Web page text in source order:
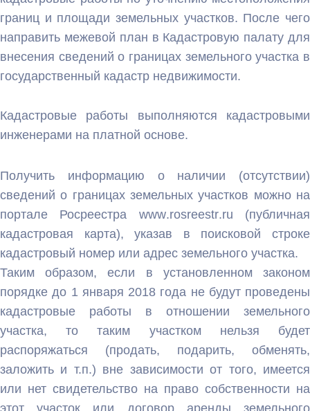
границ и площади земельных участков. После чего
направить межевой план в Кадастровую палату для
внесения сведений о границах земельного участка в
государственный кадастр недвижимости.
Кадастровые работы выполняются кадастровыми
инженерами на платной основе.
Получить информацию о наличии (отсутствии)
сведений о границах земельных участков можно на
портале Росреестра www.rosreestr.ru (публичная
кадастровая карта), указав в поисковой строке
кадастровый номер или адрес земельного участка.
Таким образом, если в установленном законом
порядке до 1 января 2018 года не будут проведены
кадастровые работы в отношении земельного
участка, то таким участком нельзя будет
распоряжаться (продать, подарить, обменять,
заложить и т.п.) вне зависимости от того, имеется
или нет свидетельство на право собственности на